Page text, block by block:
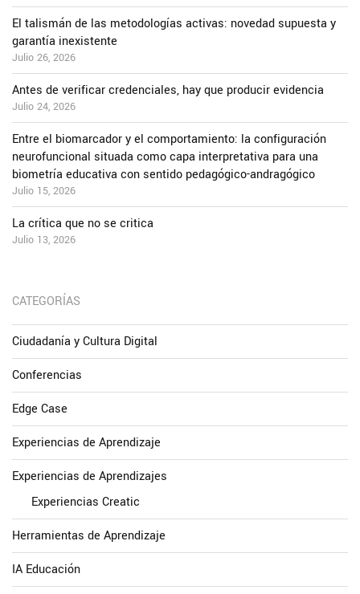
El talismán de las metodologías activas: novedad supuesta y
garantía inexistente
Julio 26, 2026
Antes de verificar credenciales, hay que producir evidencia
Julio 24, 2026
Entre el biomarcador y el comportamiento: la configuración
neurofuncional situada como capa interpretativa para una
biometría educativa con sentido pedagógico-andragógico
Julio 15, 2026
La crítica que no se critica
Julio 13, 2026
CATEGORÍAS
Ciudadanía y Cultura Digital
Conferencias
Edge Case
Experiencias de Aprendizaje
Experiencias de Aprendizajes
Experiencias Creatic
Herramientas de Aprendizaje
IA Educación